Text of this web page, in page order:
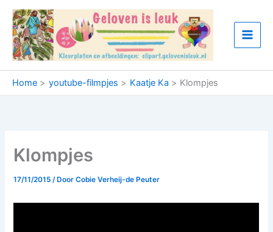
naar
inhoud
Home youtube-filmpjes Kaatje Ka Klompjes
Klompjes
17/11/2015/ DoorCobie Verheij-de Peuter